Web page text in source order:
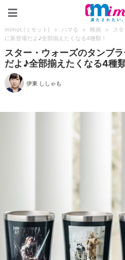
mimot.(ミモット) > ハマる > 映画 >
ス
に新登場だよ♪全部揃えたくなる4種類！
スター・ウォーズのタンブ
だよ♪全部揃えたくなる4種
伊東 ししゃも